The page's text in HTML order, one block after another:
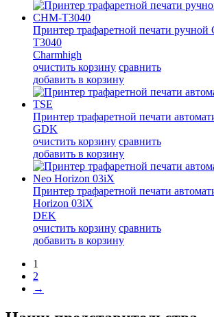
Принтер трафаретной печати ручной
T3040
Charmhigh
очистить корзину сравнить
добавить в корзину
Принтер трафаретной печати
GDK
очистить корзину сравнить
добавить в корзину
Принтер трафаретной печати
Horizon 03iX
DEK
очистить корзину сравнить
добавить в корзину
1
2
→